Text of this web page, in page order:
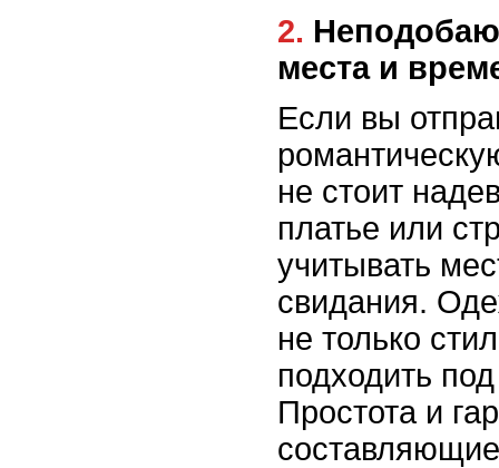
2. Неподобающая одежда для
места и
Если вы
не стоит
платье или
учитывать
свидания.
не только
подходить
Простота и